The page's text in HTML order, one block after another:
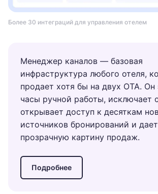
Более 30 интеграций для управления отелем
Менеджер каналов — базовая
инфраструктура любого отеля,
продает хотя бы на двух OTA.
часы ручной работы, исключает
открывает доступ к десяткам
источников бронирований и дает
прозрачную картину продаж.
Подробнее